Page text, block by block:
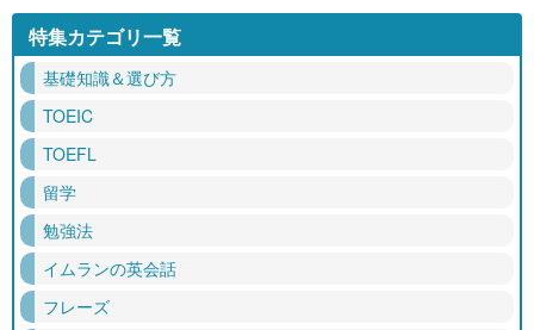
特集カテゴリ一覧
基礎知識＆選び方
TOEIC
TOEFL
留学
勉強法
イムランの英会話
フレーズ